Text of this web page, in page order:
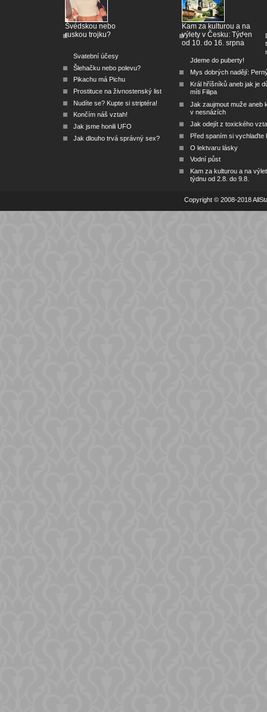
Švédskou nebo
ruskou trojku?
Svatební účesy
Šlehačku nebo polevu?
Pikachu má Pichu
Prostituce na živnostenský list
Nudíte se? Kupte si striptéra!
Končím náš vztah!
Jak jsme honili UFO
Jak dlouho trvá správný sex?
Kam za kulturou a na
výlety v Česku: Týden
od 10. do 16. srpna
Jdeme do puberty!
Mys dobrých nadějí:
Král hříšníků aneb jak je
míti Filipa
Jak zaujmout muže aneb
v nesnázích
Jak odejít z toxického
Před spaním si vychlaďte
O lektvaru lásky
Vodní půst
Kam za kulturou a na
týdnu od 2.8. do 9.8.
Copyright © 2008-2018